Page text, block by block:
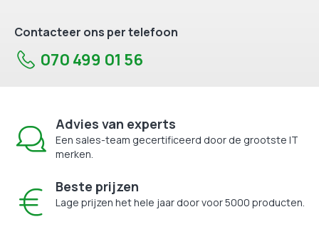
Contacteer ons per telefoon
070 499 01 56
Advies van experts
Een sales-team gecertificeerd door de grootste IT
merken.
Beste prijzen
Lage prijzen het hele jaar door voor 5000 producten.